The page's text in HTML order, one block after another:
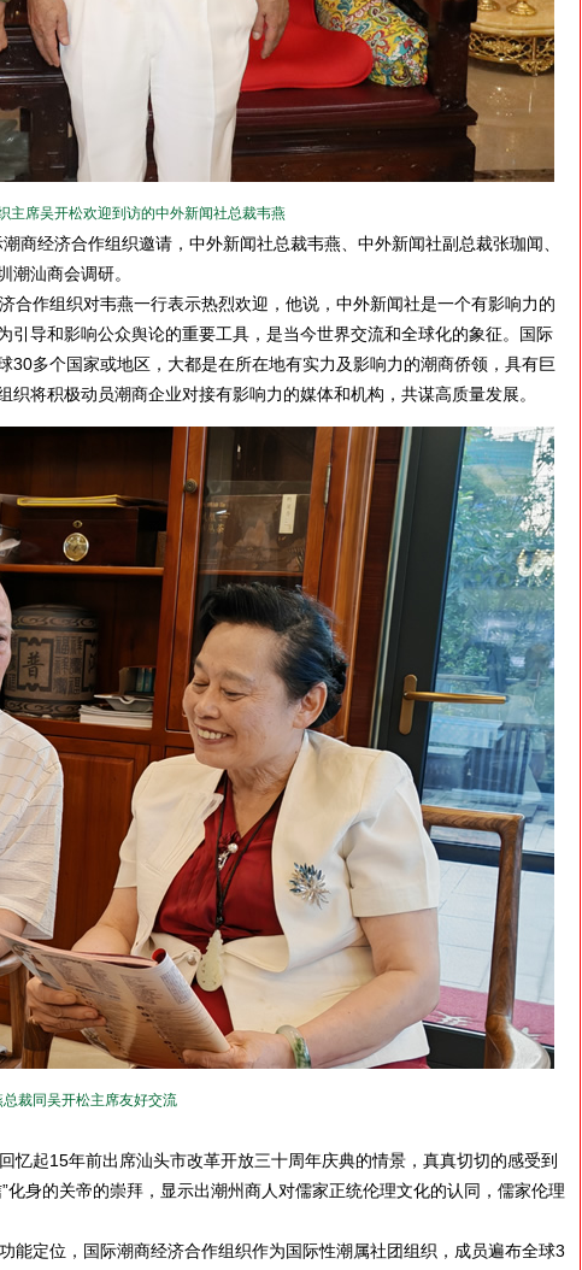
主席吴开松欢迎到访的中外新闻社总裁韦燕
经济合作组织邀请，中外新闻社总裁韦燕、中外新闻社副总裁张珈闻、
潮汕商会调研。
作组织对韦燕一行表示热烈欢迎，他说，中外新闻社是一个有影响力的
导和影响公众舆论的重要工具，是当今世界交流和全球化的象征。国际
多个国家或地区，大都是在所在地有实力及影响力的潮商侨领，具有巨
将积极动员潮商企业对接有影响力的媒体和机构，共谋高质量发展。
总裁同吴开松主席友好交流
起15年前出席汕头市改革开放三十周年庆典的情景，真真切切的感受到
身的关帝的崇拜，显示出潮州商人对儒家正统伦理文化的认同，儒家伦理
定位，国际潮商经济合作组织作为国际性潮属社团组织，成员遍布全球3